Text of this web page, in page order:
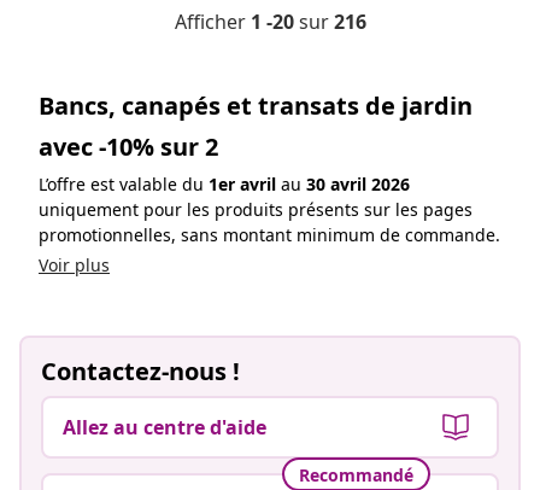
Afficher 1 -20sur216
Bancs, canapés et transats de jardin
avec -10% sur 2
L’offre est valable du 1er avril au 30 avril 2026
uniquement pour les produits présents sur les pages
promotionnelles, sans montant minimum de commande.
Voir plus
Contactez-nous !
Allez au centre d'aide
Recommandé